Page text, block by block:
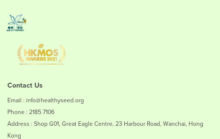
Contact Us
Email : info@healthyseed.org
Phone : 2185 7106
Address : Shop G01, Great Eagle Centre, 23 Harbour Road, Wanchai, Hong
Kong